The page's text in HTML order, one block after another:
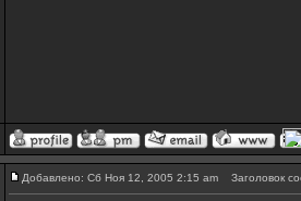
Добавлено: Сб Ноя 12, 2005 2:15 am Заголовок